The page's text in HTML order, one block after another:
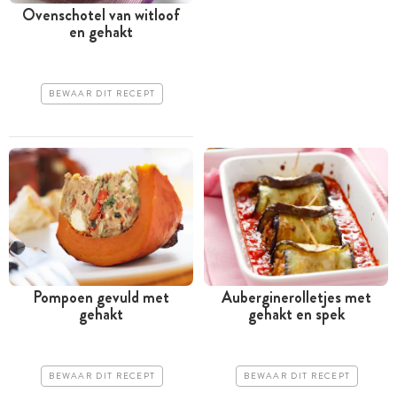
Ovenschotel van witloof
en gehakt
BEWAAR DIT RECEPT
Pompoen gevuld met
gehakt
BEWAAR DIT RECEPT
Auberginerolletjes met
gehakt en spek
BEWAAR DIT RECEPT